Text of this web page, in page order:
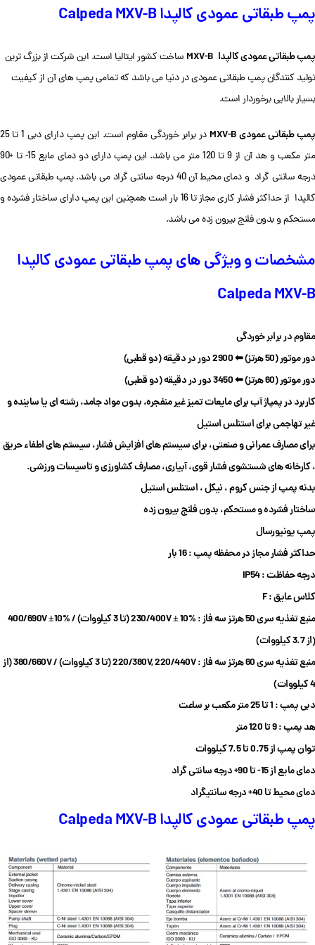
پمپ طبقاتی عمودی کالپدا Calpeda MXV-B
پمپ طبقاتی عمودی کالپدا MXV-B ساخت کشور ایتالیا است. این شرکت از بزرگ ترین
تولید کنندگان پمپ طبقاتی عمودی در دنیا می باشد که تمامی پمپ های آن از کیفیت
بسیار بالایی برخوردار است.
پمپ طبقاتی عمودی MXV-B
در برابر خوردگی مقاوم است. این پمپ دارای دبی 1 تا 25
متر مکعب و هد آن از 9 تا 120 متر می باشد. این پمپ دارای دو دمای مایع 15- تا +90
درجه سانتی گراد و دمای محیط آن 40 درجه سانتی گراد می باشد. پمپ طبقاتی عمودی
کالپدا از حداکثر فشار کاری مجاز تا 16 بار است همچنین این پمپ دارای ساختار فشرده و
مستحکم و بدون فلنج بیرون زده می باشد.
مشخصات و ویژگی های پمپ طبقاتی عمودی کالپدا
Calpeda MXV-B
مقاوم در برابر خوردگی
دور موتور (50 هرتز) ⬅ 2900 دور در دقیقه (دو قطبی)
دور موتور (60 هرتز) ⬅ 3450 دور در دقیقه (دو قطبی)
کاربرد درپمپاژآب برای مایعات تمیز غیر منفجره، بدون مواد جامد، رشته ای یا ساینده و
غیر تهاجمی برای استنلس استیل
برای مصارف عمرانی و صنعتی، برای سیستم های افزایش فشار، سیستم های اطفاء حریق
، کارخانه های شستشوی فشار قوی، آبیاری، مصارف کشاورزی و تاسیسات ورزشی.
بدنه پمپ از جنسکروم ، نیکل ، استنلس استیل
ساختار فشرده و مستحکم، بدون فلنج بیرون زده
پمپ یونیورسال
حداکثر فشار مجاز در محفظه پمپ : 16 بار
درجه حفاظت : IP54
کلاس عایق : F
منبع تغذیه سری 50 هرتز سه فاز : 230/400V ± 10% (
تا 3 کیلو‌وات ) / 400/690V ±10%
(از 3.7 کیلو‌وات)
منبع تغذیه سری 60 هرتز سه فاز : 220/380V, 220/440V (تا 3 کیلو‌وات) / 380/660V (از
4 کیلو‌وات)
دبی پمپ : 1 تا 25 متر مکعب بر ساعت
هد پمپ : 9 تا 120 متر
توان پمپ از 0.75 تا 7.5 کیلووات
دمای مایع از 15- تا 90+ درجه سانتی گراد
دمای محیط تا 40+ درجه سانتیگراد
پمپ طبقاتی عمودی کالپدا Calpeda MXV-B